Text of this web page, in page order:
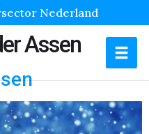
Nederland
Assen